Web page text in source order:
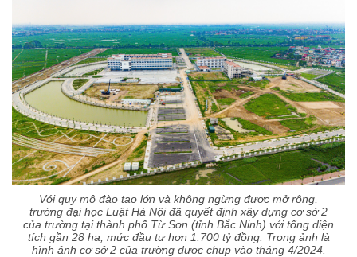
Với quy mô đào tạo lớn và không ngừng được mở rộng,
trường đại học Luật Hà Nội đã quyết định xây dựng cơ sở 2
của trường tại thành phố Từ Sơn (tỉnh Bắc Ninh) với tổng diện
tích gần 28 ha, mức đầu tư hơn 1.700 tỷ đồng. Trong ảnh là
hình ảnh cơ sở 2 của trường được chụp vào tháng 4/2024.